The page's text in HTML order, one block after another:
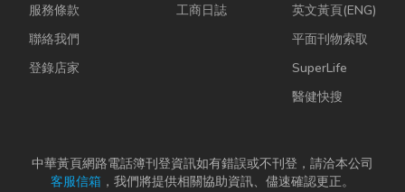
服務條款
聯絡我們
登錄店家
工商日誌
英文黃頁(ENG)
平面刊物索取
SuperLife
醫健快搜
中華黃頁網路電話簿刊登資訊如有錯誤或不刊登，請洽本公司
客服信箱 ，我們將提供相關協助資訊、儘速確認更正。